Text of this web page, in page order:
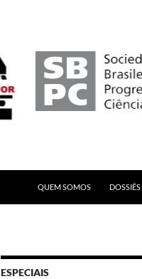
QUEM SOMOS
DOSSIÊS
ESPECIAIS